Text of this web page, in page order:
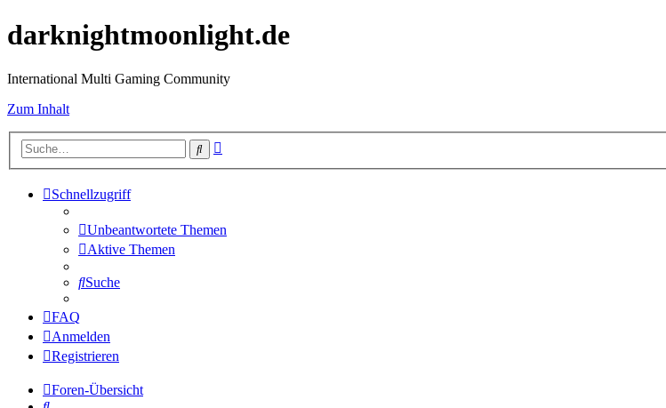
darknightmoonlight.de
International Multi Gaming Community
Zum Inhalt
Suche
Schnellzugriff
Unbeantwortete Themen
Aktive Themen
Suche
FAQ
Anmelden
Registrieren
Foren-Übersicht